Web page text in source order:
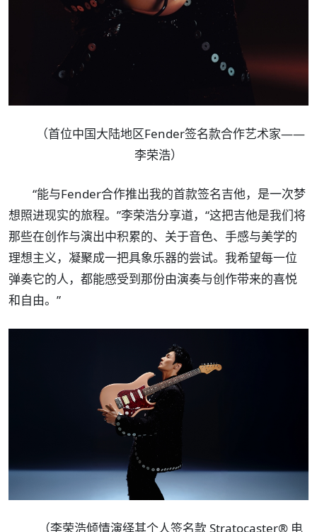
（首位中国大陆地区Fender签名款合作艺术家——
李荣浩）
“能与Fender合作推出我的首款签名吉他，是一次梦
想照进现实的旅程。”李荣浩分享道，“这把吉他是我们将
那些在创作与演出中积累的、关于音色、手感与美学的
理想主义，凝聚成一把具象乐器的尝试。我希望每一位
弹奏它的人，都能感受到那份由演奏与创作带来的喜悦
和自由。”
（李荣浩倾情演绎其个人签名款 Stratocaster® 电